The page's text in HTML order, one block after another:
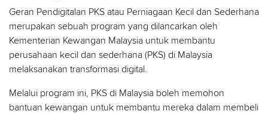
Geran Pendigitalan PKS atau Perniagaan Kecil dan Sederhana
merupakan sebuah program yang dilancarkan oleh
Kementerian Kewangan Malaysia untuk membantu
perusahaan kecil dan sederhana (PKS) di Malaysia
melaksanakan transformasi digital.
Melalui program ini, PKS di Malaysia boleh memohon
bantuan kewangan untuk membantu mereka dalam membeli